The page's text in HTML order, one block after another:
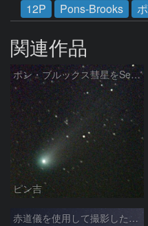
12P
Pons-Brooks
関連作品
ポン・ブルックス彗星をSeeStar S50で撮影画像を再処理
ピン吉
赤道儀を使用して撮影した画像のSequatorによるコンポジット結果